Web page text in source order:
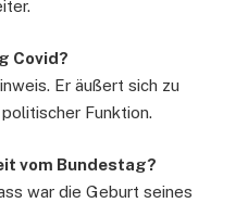
Covid?
Er äußert sich zu
Funktion.
vom Bundestag?
war die Geburt seines